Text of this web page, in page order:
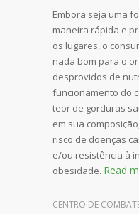
Embora seja uma
maneira rápida e
os lugares, o
nada bom para o
desprovidos de
funcionamento do
teor de gorduras
em sua
risco de doenças
e/ou resistência à
obesidade. Read
CENTRO DE